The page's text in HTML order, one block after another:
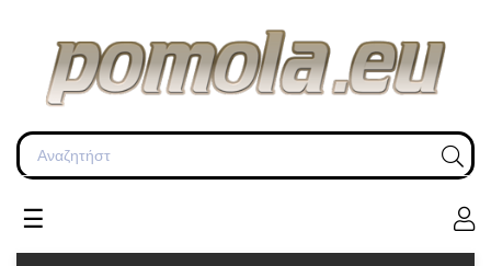
Toggle
☰